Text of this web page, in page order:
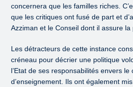
concernera que les familles riches.
que les critiques ont fusé de part et
Azziman et le Conseil dont il assure la
Les détracteurs de cette instance
créneau pour décrier une politique
l’Etat de ses responsabilités envers
d’enseignement. Ils ont également